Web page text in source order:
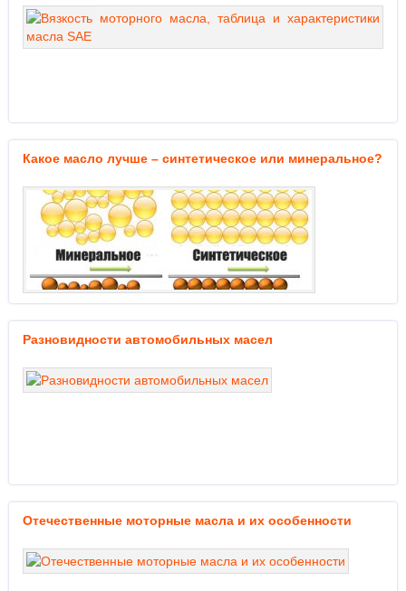
Какое масло лучше – синтетическое или минеральное?
Разновидности автомобильных масел
Отечественные моторные масла и их особенности